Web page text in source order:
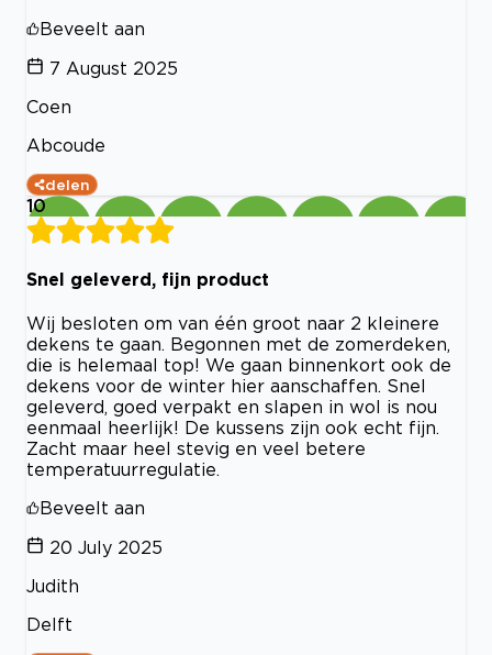
Beveelt aan
7 August 2025
Coen
Abcoude
delen
10
Snel geleverd, fijn product
Wij besloten om van één groot naar 2 kleinere
dekens te gaan. Begonnen met de zomerdeken,
die is helemaal top! We gaan binnenkort ook de
dekens voor de winter hier aanschaffen. Snel
geleverd, goed verpakt en slapen in wol is nou
eenmaal heerlijk! De kussens zijn ook echt fijn.
Zacht maar heel stevig en veel betere
temperatuurregulatie.
Beveelt aan
20 July 2025
Judith
Delft